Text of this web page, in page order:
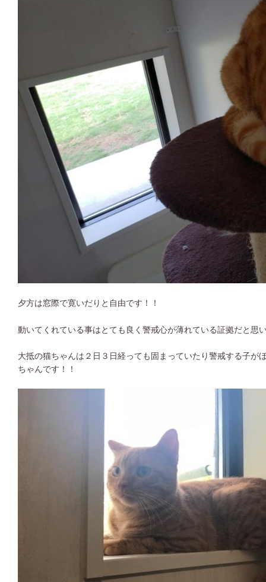
夕方は窓際で寛いだりと自由です！！
動いてくれている事はとても良く警戒心が薄れている証拠だと思
大抵の猫ちゃんは２日３日経っても固まっていたり警戒する子
ちゃんです！！